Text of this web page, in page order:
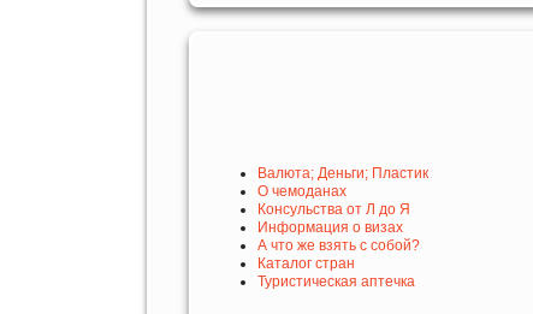
Валюта; Деньги; Пластик
О чемоданах
Консульства от Л до Я
Информация о визах
А что же взять с собой?
Каталог стран
Туристическая аптечка